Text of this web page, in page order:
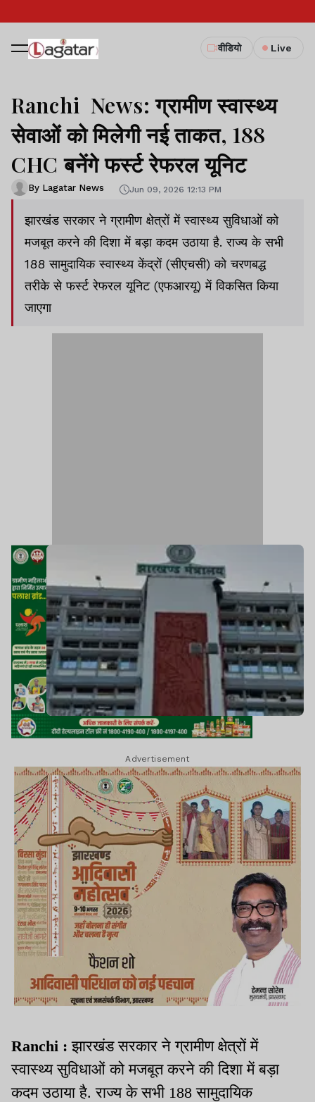
वीडियो Live
Ranchi News: ग्रामीण स्वास्थ्य
सेवाओं को मिलेगी नई ताकत, 188
CHC बनेंगे फर्स्ट रेफरल यूनिट
By Lagatar News Jun 09, 2026 12:13 PM
झारखंड सरकार ने ग्रामीण क्षेत्रों में स्वास्थ्य सुविधाओं को
मजबूत करने की दिशा में बड़ा कदम उठाया है. राज्य के सभी
188 सामुदायिक स्वास्थ्य केंद्रों (सीएचसी) को चरणबद्ध
तरीके से फर्स्ट रेफरल यूनिट (एफआरयू) में विकसित किया
जाएगा
Advertisement
Ranchi :झारखंड सरकार ने ग्रामीण क्षेत्रों में
स्वास्थ्य सुविधाओं को मजबूत करने की दिशा में बड़ा
कदम उठाया है. राज्य के सभी 188 सामुदायिक